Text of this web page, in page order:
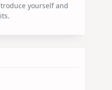
yourself and